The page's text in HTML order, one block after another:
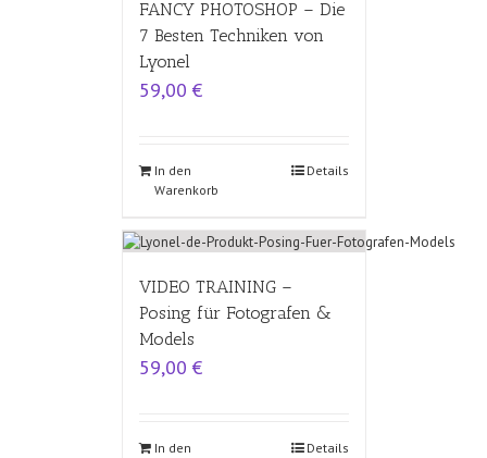
FANCY PHOTOSHOP – Die
7 Besten Techniken von
Lyonel
59,00 €
In den
Warenkorb
Details
VIDEO TRAINING –
Posing für Fotografen &
Models
59,00 €
In den
Details